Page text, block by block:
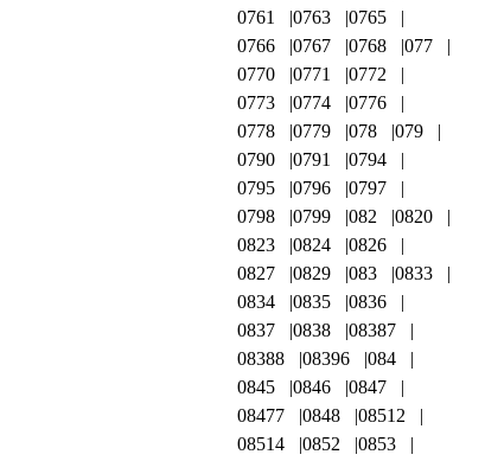
0761
0763
0765
0766
0767 0768
077
0770
0771
0772
0773
0774
0776
0778
0779 078
079
0790
0791
0794
0795
0796
0797
0798
0799 082
0820
0823
0824
0826
0827
0829 083
0833
0834
0835
0836
0837
0838
08387
08388
08396
084
0845
0846
0847
08477
0848
08512
08514
0852
0853